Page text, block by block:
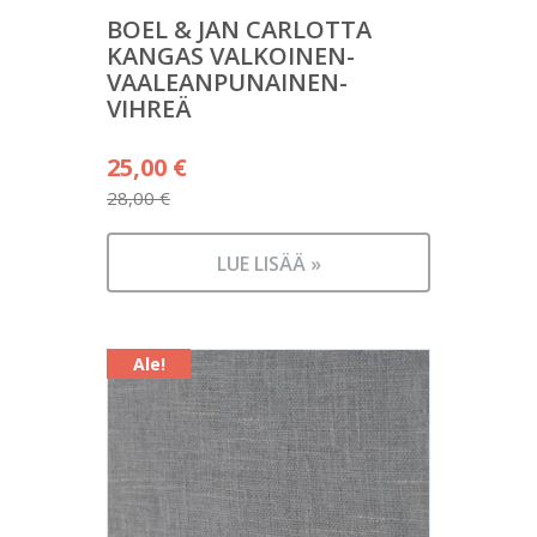
BOEL & JAN CARLOTTA
KANGAS VALKOINEN-
VAALEANPUNAINEN-
VIHREÄ
28,00€
Alkuperäinen
hinta
oli:
25,00 €
Nykyinen
on:
LUE LISÄÄ »
Ale!